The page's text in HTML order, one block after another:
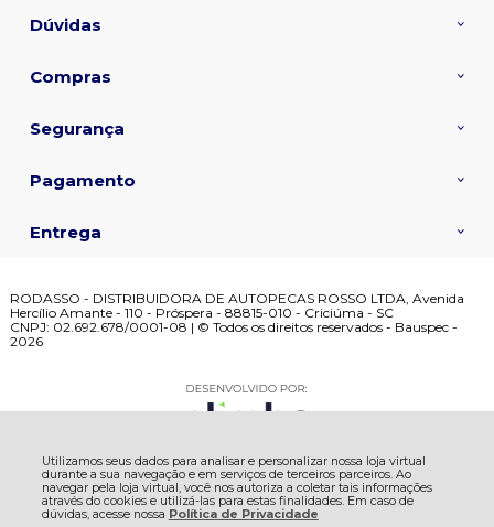
Utilizamos seus dados para analisar e personalizar nossa loja virtual
durante a sua navegação e em serviços de terceiros parceiros. Ao
navegar pela loja virtual, você nos autoriza a coletar tais informações
através do cookies e utilizá-las para estas finalidades. Em caso de
dúvidas, acesse nossa Política de Privacidade
Dúvidas
Compras
Segurança
Pagamento
Entrega
RODASSO - DISTRIBUIDORA DE AUTOPECAS ROSSO LTDA, Avenida
Hercílio Amante - 110 - Próspera - 88815-010 - Criciúma - SC
CNPJ: 02.692.678/0001-08 | © Todos os direitos reservados - Bauspec -
2026